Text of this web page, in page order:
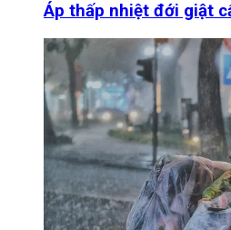
Áp thấp nhiệt đới giật